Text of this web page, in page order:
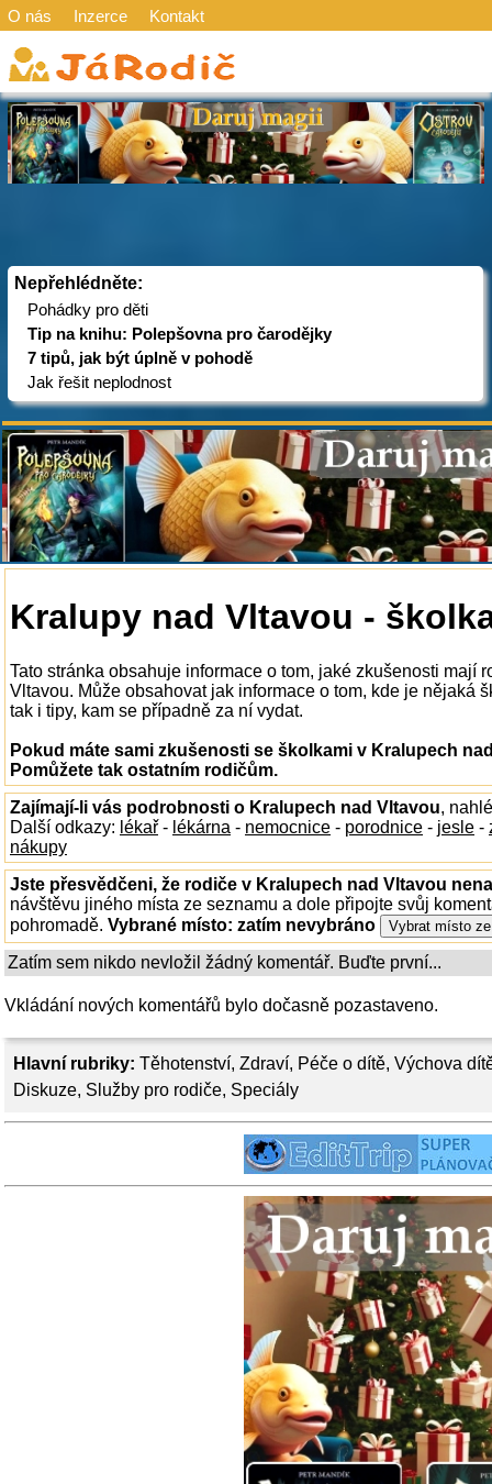
O nás Inzerce Kontakt
Nepřehlédněte:
Pohádky pro děti
Tip na knihu: Polepšovna pro čarodějky
7 tipů, jak být úplně v pohodě
Jak řešit neplodnost
Hlavní rubriky: Těhotenství, Zdraví, Péče o dítě, Výchova
Diskuze, Služby pro rodiče, Speciály
Kralupy nad Vltavou -
Tato stránka obsahuje informace o tom, jaké zkušenosti mají
Vltavou. Může obsahovat jak informace o tom, kde je nějaká
tak i tipy, kam se případně za ní vydat.
Pokud máte sami zkušenosti se školkami v Kralupech
Pomůžete tak ostatním rodičům.
Zajímají-li vás podrobnosti o Kralupech nad Vltavou,
Další odkazy: lékař - lékárna - nemocnice - porodnice - jesle -
nákupy
Jste přesvědčeni, že rodiče v Kralupech nad Vltavou
návštěvu jiného místa ze seznamu a dole připojte svůj
pohromadě. Vybrané místo: zatím nevybráno
Zatím sem nikdo nevložil žádný komentář. Buďte první...
Vkládání nových komentářů bylo dočasně pozastaveno.